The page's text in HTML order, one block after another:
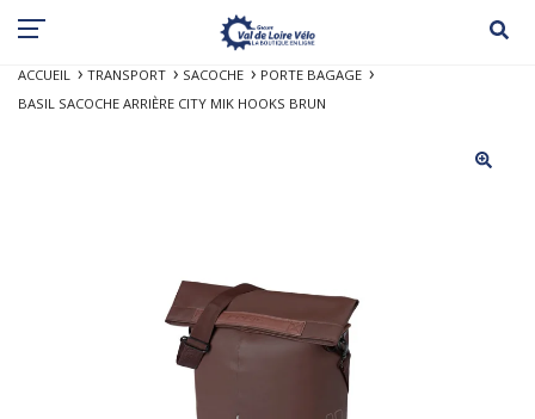
ACCUEIL TRANSPORT SACOCHE
PORTE BAGAGE
BASIL SACOCHE ARRIÈRE CITY MIK HOOKS BRUN